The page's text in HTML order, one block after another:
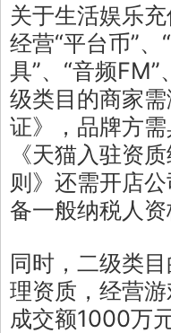
关于生活娱乐
经营“平台币”、
具”、“音频FM”
级类目的商家
证》，品牌方
《天猫入驻资
则》还需开店
备一般纳税人资
同时，二级类
理资质，经营
成交额1000万